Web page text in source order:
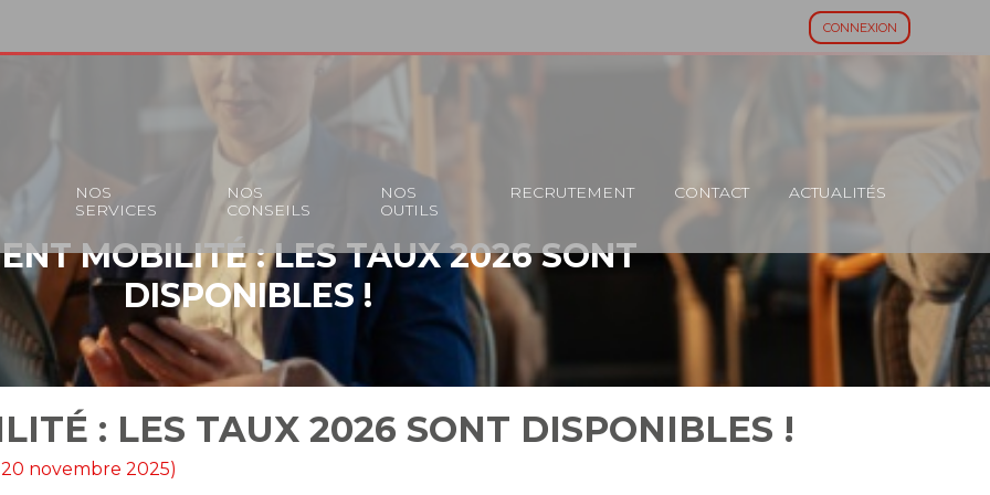
CONNEXION
NOS
SERVICES
NOS
CONSEILS
NOS
OUTILS
RECRUTEMENT CONTACT ACTUALITÉS
MOBILITÉ : LES TAUX 2026 SONT
DISPONIBLES !
: LES TAUX 2026 SONT DISPONIBLES !
20 novembre 2025)